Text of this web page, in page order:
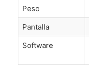
Peso
Pantalla
Software